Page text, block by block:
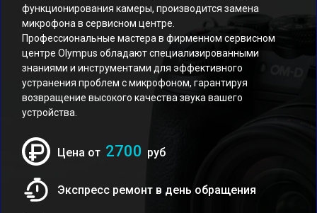
функционирования камеры, производится замена
микрофона в сервисном центре.
Профессиональные мастера в фирменном сервисном
центре Olympus обладают специализированными
знаниями и инструментами для эффективного
устранения проблем с микрофоном, гарантируя
возвращение высокого качества звука вашего
устройства.
Цена от 2700 руб
Экспресс ремонт в день обращения